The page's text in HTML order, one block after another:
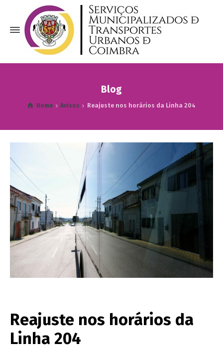
Blog
Home Avisos Reajuste nos horários da Linha 204
Reajuste nos horários da
Linha 204